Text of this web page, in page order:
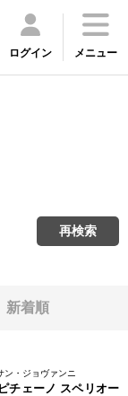
ログイン メニュー
再検索
新着順
・ジョヴァンニ
チェーノ スペリオー